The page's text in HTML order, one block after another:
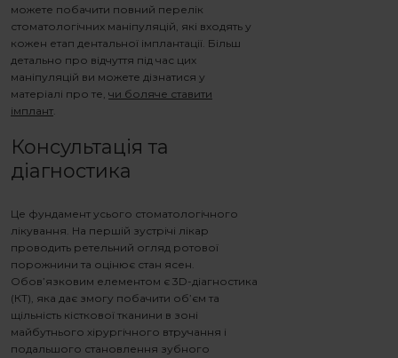
Етапи імплантації зубів
можете побачити повний перелік
стоматологічних маніпуляцій, які входять у
кожен етап дентальної імплантації. Більш
детально про відчуття під час цих
маніпуляцій ви можете дізнатися у
матеріалі про те, чи боляче ставити
імплант
Консультація та
діагностика
Це фундамент усього стоматологічного
лікування. На першій зустрічі лікар
проводить ретельний огляд ротової
порожнини та оцінює стан ясен.
Обов’язковим елементом є 3D-діагностика
(КТ), яка дає змогу побачити об’єм та
щільність кісткової тканини в зоні
майбутнього хірургічного втручання і
подальшого становлення зубного